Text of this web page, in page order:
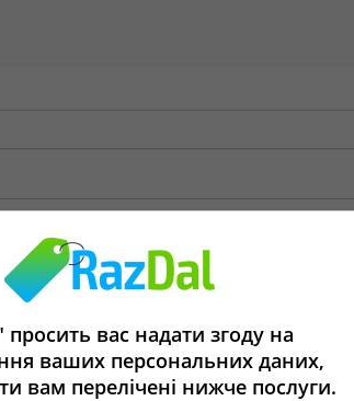
просить вас надати згоду на
ваших персональних даних,
вам перелічені нижче послуги.